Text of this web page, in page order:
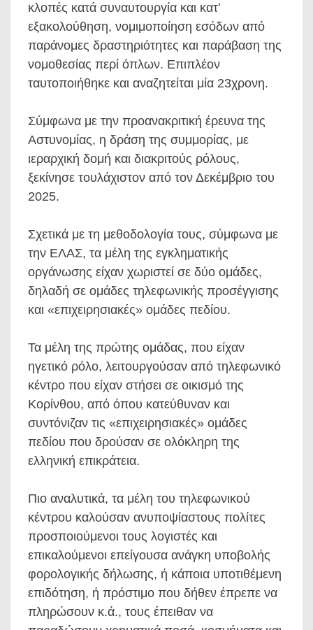
κλοπές κατά συναυτουργία και κατ’
εξακολούθηση, νομιμοποίηση εσόδων από
παράνομες δραστηριότητες και παράβαση της
νομοθεσίας περί όπλων. Επιπλέον
ταυτοποιήθηκε και αναζητείται μία 23χρονη.
Σύμφωνα με την προανακριτική έρευνα της
Αστυνομίας, η δράση της συμμορίας, με
ιεραρχική δομή και διακριτούς ρόλους,
ξεκίνησε τουλάχιστον από τον Δεκέμβριο του
2025.
Σχετικά με τη μεθοδολογία τους, σύμφωνα με
την ΕΛΑΣ, τα μέλη της εγκληματικής
οργάνωσης είχαν χωριστεί σε δύο ομάδες,
δηλαδή σε ομάδες τηλεφωνικής προσέγγισης
και «επιχειρησιακές» ομάδες πεδίου.
Τα μέλη της πρώτης ομάδας, που είχαν
ηγετικό ρόλο, λειτουργούσαν από τηλεφωνικό
κέντρο που είχαν στήσει σε οικισμό της
Κορίνθου, από όπου κατεύθυναν και
συντόνιζαν τις «επιχειρησιακές» ομάδες
πεδίου που δρούσαν σε ολόκληρη της
ελληνική επικράτεια.
Πιο αναλυτικά, τα μέλη του τηλεφωνικού
κέντρου καλούσαν ανυποψίαστους πολίτες
προσποιούμενοι τους λογιστές και
επικαλούμενοι επείγουσα ανάγκη υποβολής
φορολογικής δήλωσης, ή κάποια υποτιθέμενη
επιδότηση, ή πρόστιμο που δήθεν έπρεπε να
πληρώσουν κ.ά., τους έπειθαν να